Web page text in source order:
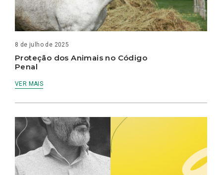
8 de julho de 2025
Proteção dos Animais no Código
Penal
VER MAIS